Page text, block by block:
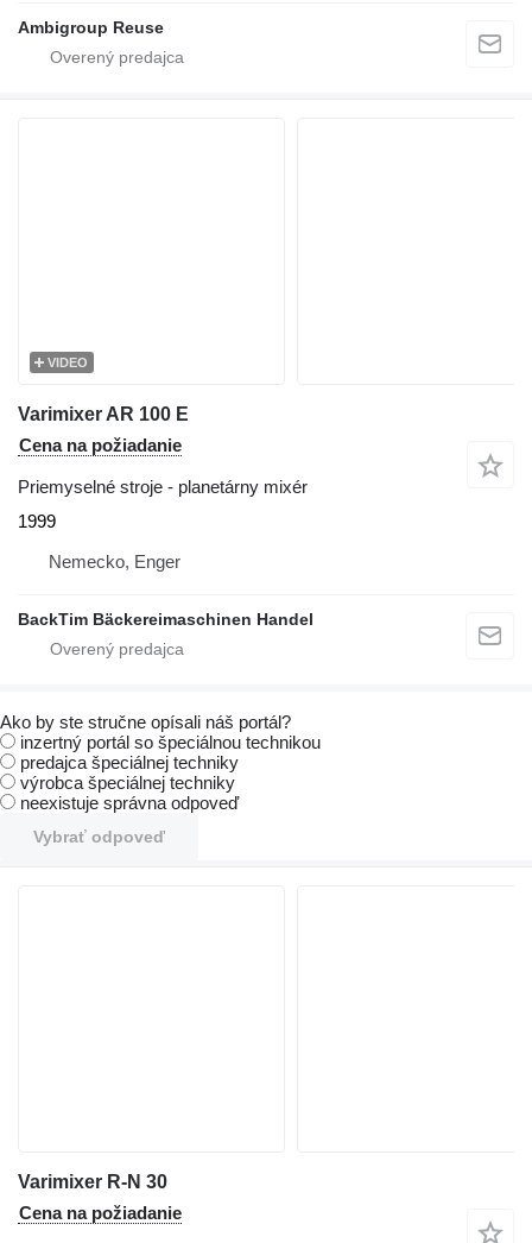
Ambigroup Reuse
VIDEO
Varimixer AR 100 E
Cena na požiadanie
Priemyselné stroje - planetárny mixér
1999
Nemecko, Enger
BackTim Bäckereimaschinen Handel
Ako by ste stručne opísali náš portál?
inzertný portál so špeciálnou technikou
predajca špeciálnej techniky
výrobca špeciálnej techniky
neexistuje správna odpoveď
Vybrať odpoveď
Varimixer R-N 30
Cena na požiadanie